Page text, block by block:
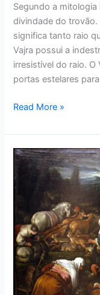
Segundo a mitologia
divindade do trovão.
significa tanto raio
Vajra possui a
irresistível do raio. O
portas estelares
Read More »
Teria
sido
a
Arca
de
Noé
um
banco
de
DNA?